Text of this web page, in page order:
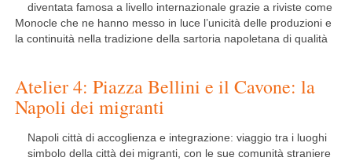
diventata famosa a livello internazionale grazie a riviste come
Monocle che ne hanno messo in luce l’unicità delle produzioni e
la continuità nella tradizione della sartoria napoletana di qualità
Atelier 4: Piazza Bellini e il Cavone: la
Napoli dei migranti
Napoli città di accoglienza e integrazione: viaggio tra i luoghi
simbolo della città dei migranti, con le sue comunità straniere